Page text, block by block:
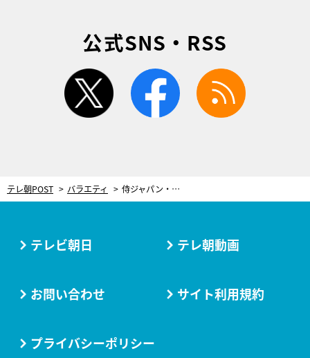
公式SNS・RSS
twitter facebook
テレ朝POST バラエティ 侍ジャパン・栗山前監督、「必要ですか？翔平」発言の真意。「僕と翔平の距離感ではなく…」
テレビ朝日 テレ朝動画
お問い合わせ サイト利用規約
プライバシーポリシー